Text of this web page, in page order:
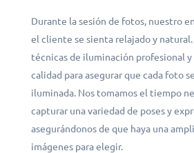
Durante la sesión de fotos, nuestro
el cliente se sienta relajado y
técnicas de iluminación profesional
calidad para asegurar que cada foto
iluminada. Nos tomamos el tiempo
capturar una variedad de poses y
asegurándonos de que haya una
imágenes para elegir.